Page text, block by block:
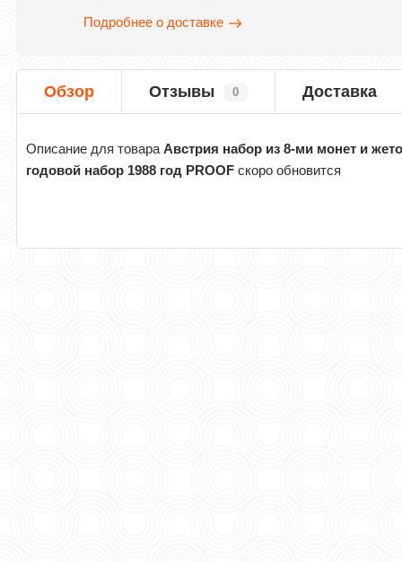
Подробнее о доставке
Обзор Отзывы 0 Доставка
Описание для товараАвстрия набор из 8-ми монет и
годовой набор 1988 год PROOF скоро обновится